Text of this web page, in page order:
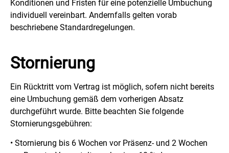
Konditionen und Fristen für eine potenzielle Umbuchung
individuell vereinbart. Andernfalls gelten vorab
beschriebene Standardregelungen.
Stornierung
Ein Rücktritt vom Vertrag ist möglich, sofern nicht bereits
eine Umbuchung gemäß dem vorherigen Absatz
durchgeführt wurde. Bitte beachten Sie folgende
Stornierungsgebühren:
• Stornierung bis 6 Wochen vor Präsenz- und 2 Wochen